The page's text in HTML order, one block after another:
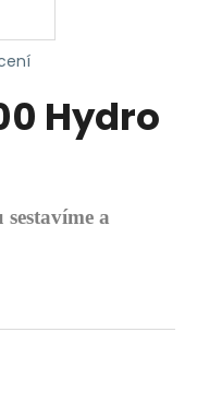
Hydro
a
A